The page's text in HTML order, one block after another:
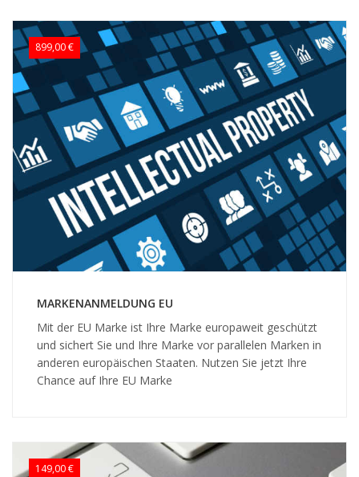
899,00 €
MARKENANMELDUNG EU
Mit der EU Marke ist Ihre Marke europaweit geschützt
und sichert Sie und Ihre Marke vor parallelen Marken in
anderen europäischen Staaten. Nutzen Sie jetzt Ihre
Chance auf Ihre EU Marke
149,00 €